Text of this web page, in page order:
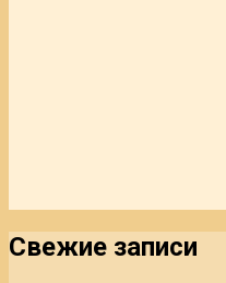
Свежие записи